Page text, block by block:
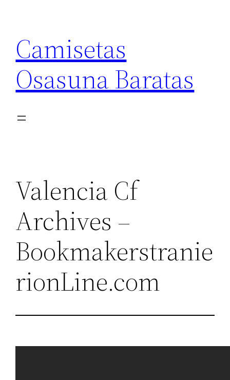
contenido
Camisetas
Osasuna Baratas
Valencia Cf
Archives –
Bookmakerstranie
rionLine.com